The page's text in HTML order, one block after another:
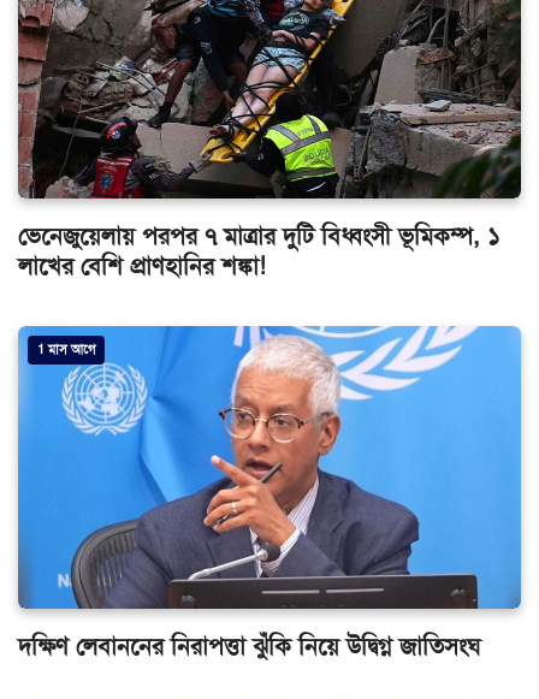
ভেনেজুয়েলায় পরপর ৭ মাত্রার দুটি বিধ্বংসী ভূমিকম্প, ১
লাখের বেশি প্রাণহানির শঙ্কা!
1 মাস আগে
দক্ষিণ লেবাননের নিরাপত্তা ঝুঁকি নিয়ে উদ্বিগ্ন জাতিসংঘ